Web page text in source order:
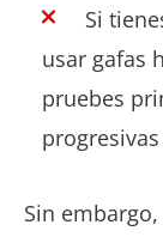
Si
usar gafas
pruebes
Sin